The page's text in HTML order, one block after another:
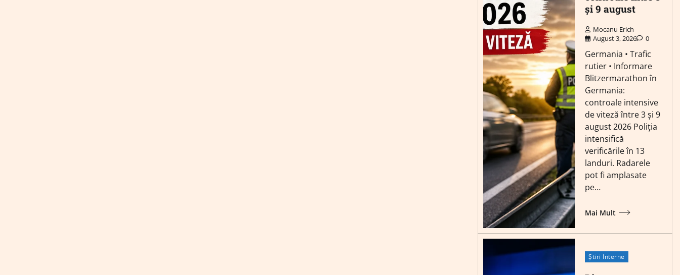
și 9 august
Mocanu Erich
August 3, 2026
0
Germania • Trafic
rutier • Informare
Blitzermarathon în
Germania:
controale intensive
de viteză între 3 și 9
august 2026 Poliția
intensifică
verificările în 13
landuri. Radarele
pot fi amplasate
pe…
Mai Mult
Știri Interne